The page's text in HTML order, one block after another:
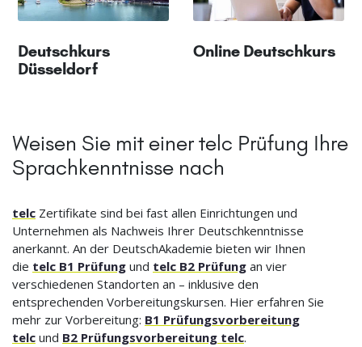
Deutschkurs
Düsseldorf
Online Deutschkurs
Weisen Sie mit einer telc Prüfung Ihre
Sprachkenntnisse nach
telc Zertifikate sind bei fast allen Einrichtungen und
Unternehmen als Nachweis Ihrer Deutschkenntnisse
anerkannt. An der DeutschAkademie bieten wir Ihnen
die telc B1 Prüfung und telc B2 Prüfung an vier
verschiedenen Standorten an – inklusive den
entsprechenden Vorbereitungskursen. Hier erfahren Sie
mehr zur Vorbereitung: B1 Prüfungsvorbereitung
telc und B2 Prüfungsvorbereitung telc.